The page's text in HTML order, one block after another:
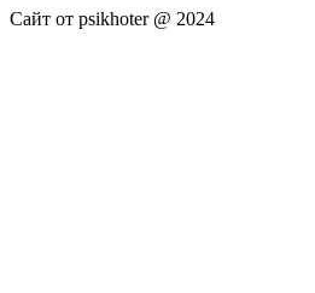
Сайт от psikhoter @ 2024